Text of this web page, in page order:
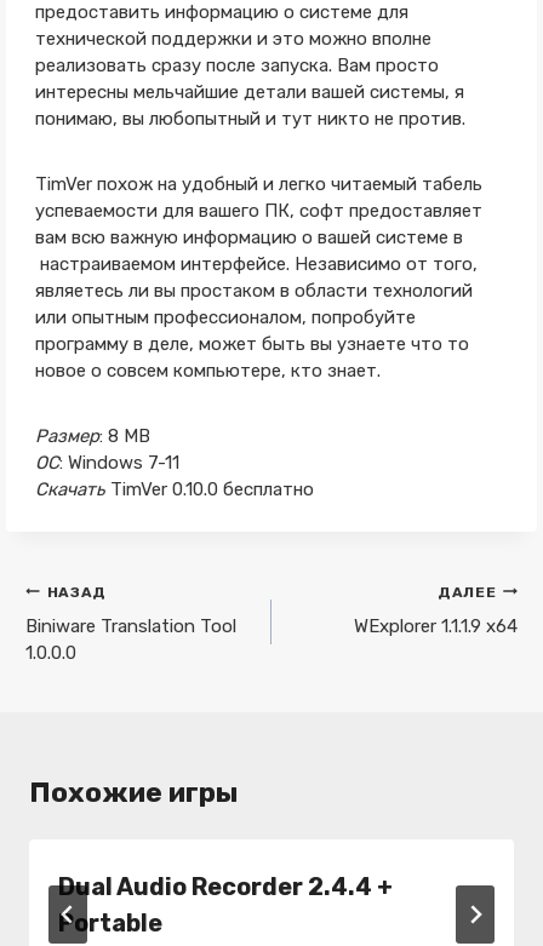
предоставить информацию о системе для
технической поддержки и это можно вполне
реализовать сразу после запуска. Вам просто
интересны мельчайшие детали вашей системы, я
понимаю, вы любопытный и тут никто не против.
TimVer похож на удобный и легко читаемый табель
успеваемости для вашего ПК, софт предоставляет
вам всю важную информацию о вашей системе в
настраиваемом интерфейсе. Независимо от того,
являетесь ли вы простаком в области технологий
или опытным профессионалом, попробуйте
программу в деле, может быть вы узнаете что то
новое о совсем компьютере, кто знает.
Размер: 8 MB
ОС: Windows 7-11
Скачать TimVer 0.10.0 бесплатно
Навигация
по
записям
НАЗАД
Biniware Translation Tool
1.0.0.0
ДАЛЕЕ
WExplorer 1.1.1.9 x64
Похожие игры
Dual Audio Recorder 2.4.4 +
Portable